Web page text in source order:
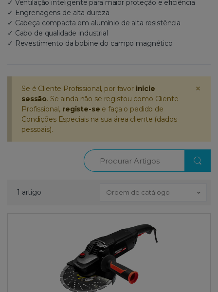
✓ Ventilação inteligente para maior proteção e eficiência
✓ Engrenagens de alta dureza
✓ Cabeça compacta em alumínio de alta resistência
✓ Cabo de qualidade industrial
✓ Revestimento da bobine do campo magnético
×
Se é Cliente Profissional, por favor inicie
sessão. Se ainda não se registou como Cliente
Profissional, registe-se e faça o pedido de
Condições Especiais na sua área cliente (dados
pessoais).
Procurar
1 artigo Ordem de catálogo